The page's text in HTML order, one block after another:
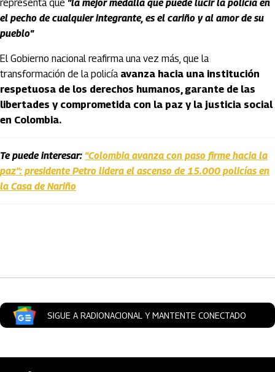
representa que "la mejor medalla que puede lucir la policía en
el pecho de cualquier integrante, es el cariño y al amor de su
pueblo"
El Gobierno nacional reafirma una vez más, que la
transformación de la policía avanza hacia una institución
respetuosa de los derechos humanos, garante de las
libertades y comprometida con la paz y la justicia social
en Colombia.
Te puede interesar: “Colombia avanza con paso firme hacia la
paz”: presidente Petro lidera el ascenso de 15.000 policías en
la Casa de Nariño
SIGUE A RADIONACIONAL Y MANTENTE CONECTADO